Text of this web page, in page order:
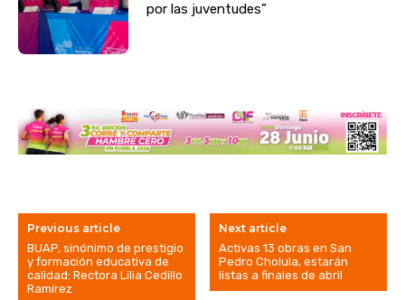
por las juventudes”
Previous article
BUAP, sinónimo de prestigio
y formación educativa de
calidad: Rectora Lilia Cedillo
Ramírez
Next article
Activas 13 obras en San
Pedro Cholula, estarán
listas a finales de abril